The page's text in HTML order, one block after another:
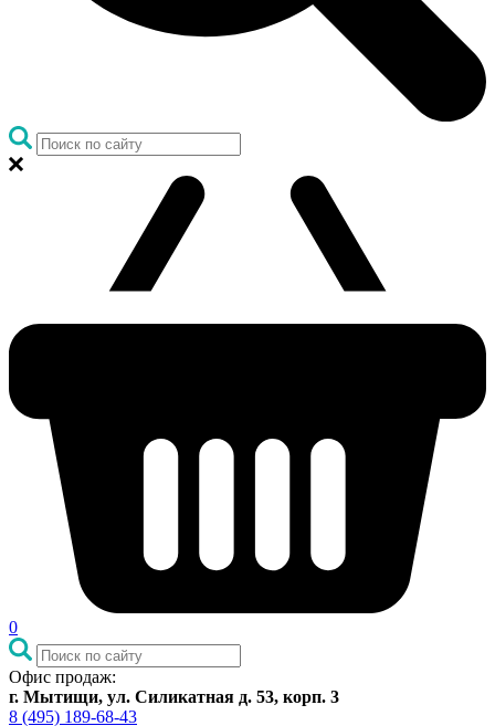
0
Офис продаж:
г. Мытищи, ул. Силикатная д. 53, корп. 3
8 (495) 189-68-43